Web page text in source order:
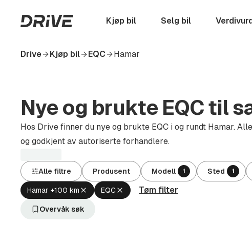
hovedinnhold
Startside Kjøp bil Selg bil
Drive Kjøp bil EQC Hamar
Nye og brukte EQC til
Hos Drive finner du nye og brukte EQC i og rundt Hamar.
og godkjent av autoriserte forhandlere.
Alle filtre Produsent Modell 1 Sted 1
Hamar +100 km Fjern
aktivt
filter
EQC Fjern
aktivt
Tøm filter
Overvåk søk